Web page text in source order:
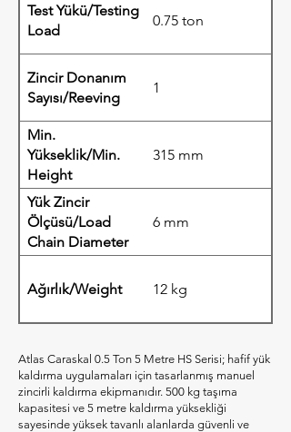
Test Yükü/Testing
Load
0.75 ton
Zincir Donanım
Sayısı/Reeving
1
Min.
Yükseklik/Min.
Height
315 mm
Yük Zincir
Ölçüsü/Load
Chain Diameter
6 mm
Ağırlık/Weight 12 kg
Atlas Caraskal 0.5 Ton 5 Metre HS Serisi; hafif yük
kaldırma uygulamaları için tasarlanmış manuel
zincirli kaldırma ekipmanıdır. 500 kg taşıma
kapasitesi ve 5 metre kaldırma yüksekliği
sayesinde yüksek tavanlı alanlarda güvenli ve